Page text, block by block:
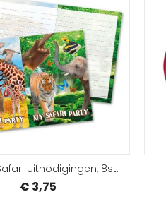
Uitnodigingen, 8st.
€ 3,75